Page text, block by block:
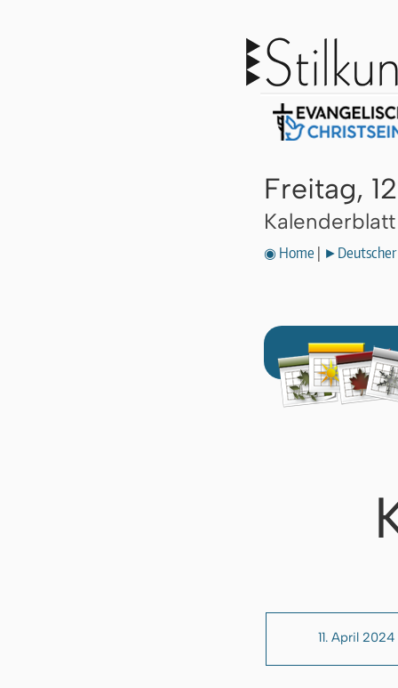
Freitag,
◉ Home ►Deutscher
11. April 2024